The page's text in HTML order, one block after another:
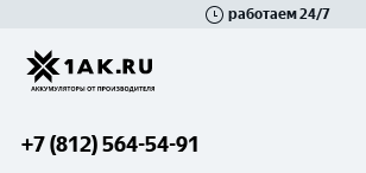
работаем 24/7
+7 (812) 564-54-91
Гатчина